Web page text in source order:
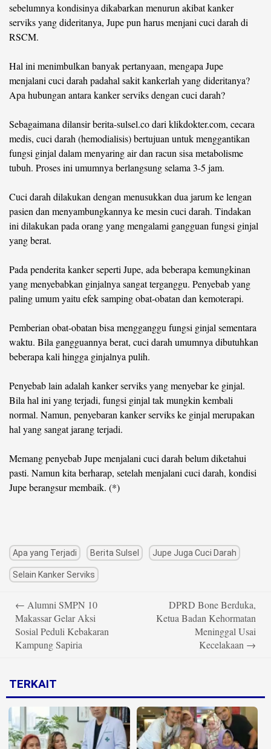
All
Right
Reserved
sebelumnya kondisinya dikabarkan menurun akibat kanker
serviks yang dideritanya, Jupe pun harus menjani cuci darah di
RSCM.
Hal ini menimbulkan banyak pertanyaan, mengapa Jupe
menjalani cuci darah padahal sakit kankerlah yang dideritanya?
Apa hubungan antara kanker serviks dengan cuci darah?
Sebagaimana dilansir berita-sulsel.co dari klikdokter.com, cecara
medis, cuci darah (hemodialisis) bertujuan untuk menggantikan
fungsi ginjal dalam menyaring air dan racun sisa metabolisme
tubuh. Proses ini umumnya berlangsung selama 3-5 jam.
Cuci darah dilakukan dengan menusukkan dua jarum ke lengan
pasien dan menyambungkannya ke mesin cuci darah. Tindakan
ini dilakukan pada orang yang mengalami gangguan fungsi ginjal
yang berat.
Pada penderita kanker seperti Jupe, ada beberapa kemungkinan
yang menyebabkan ginjalnya sangat terganggu. Penyebab yang
paling umum yaitu efek samping obat-obatan dan kemoterapi.
Pemberian obat-obatan bisa mengganggu fungsi ginjal sementara
waktu. Bila gangguannya berat, cuci darah umumnya dibutuhkan
beberapa kali hingga ginjalnya pulih.
Penyebab lain adalah kanker serviks yang menyebar ke ginjal.
Bila hal ini yang terjadi, fungsi ginjal tak mungkin kembali
normal. Namun, penyebaran kanker serviks ke ginjal merupakan
hal yang sangat jarang terjadi.
Memang penyebab Jupe menjalani cuci darah belum diketahui
pasti. Namun kita berharap, setelah menjalani cuci darah, kondisi
Jupe berangsur membaik. (*)
Apa yang Terjadi Berita Sulsel Jupe Juga Cuci Darah
Selain Kanker Serviks
navigation
← Alumni SMPN 10
Makassar Gelar Aksi
Sosial Peduli Kebakaran
Kampung Sapiria
DPRD Bone Berduka,
Ketua Badan Kehormatan
Meninggal Usai
Kecelakaan →
TERKAIT